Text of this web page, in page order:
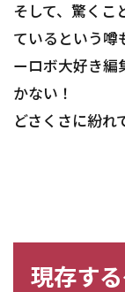
そして、驚くこ
ているという噂
ーロボ大好き編
かない！
どさくさに紛れ
現存す